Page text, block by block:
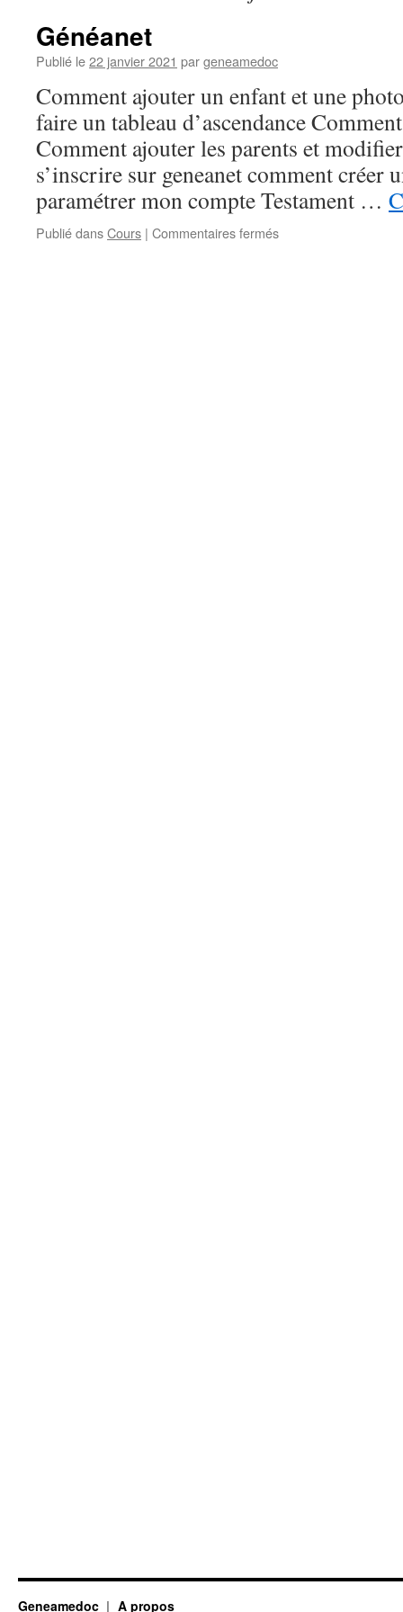
Généanet
Publié le22 janvier 2021 pargeneamedoc
Comment ajouter un enfant et une
faire un tableau d’ascendance
Comment ajouter les parents et
s’inscrire sur geneanet comment créer
paramétrer mon compte Testament …
Publié dansCours | Commentaires ferméssur
Geneamedoc A propos